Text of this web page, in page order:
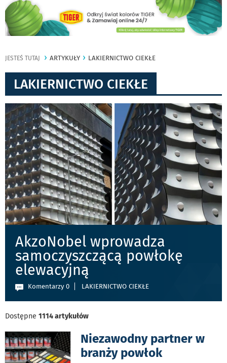
JESTEŚ TUTAJ ARTYKUŁY LAKIERNICTWO CIEKŁE
LAKIERNICTWO CIEKŁE
AkzoNobel wprowadza
samoczyszczącą powłokę
elewacyjną
Komentarzy 0 LAKIERNICTWO CIEKŁE
Dostępne 1114 artykułów
Niezawodny partner w
branży powłok